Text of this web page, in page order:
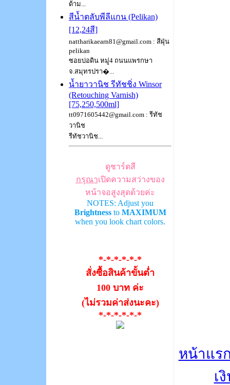
ด้าม...
สีน้ำตลับพีลีแกน (Pelikan)
[12,24สี]
nattharikaearn81@gmail.com : สีฝุ่น
pelikan
ซอยบ่อดิน หมู่4 ถนนแพรกษา
จ.สมุทรปรา�...
น้ำยาวานิช รีทัชชิ่ง Winsor
(Retouching Varnish)
[75,250,500ml]
tt0971605442@gmail.com : รีทัช
วานิช
รีทัชวานิช...
ดูชาร์ตสี
กรุณาเปิดความสว่างของ
หน้าจอสูงสุดด้วยค่ะ
NOTES: Adjust you
Brightnessto MAXIMUM
when you look chart colors.
*-*-*-*-*-*
สั่งซื้อสินค้าขั้นต่ำ
100 บาท ค่ะ
(ไม่รวมค่าส่งนะคะ)
*-*-*-*-*-*
หน้าแร
เ